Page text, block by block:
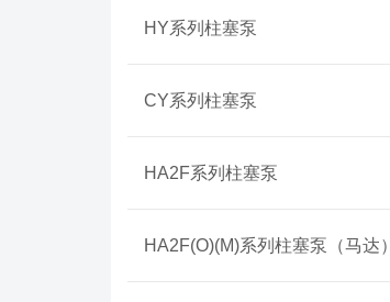
HY系列柱塞泵
CY系列柱塞泵
HA2F系列柱塞泵
HA2F(O)(M)系列柱塞泵（马达）